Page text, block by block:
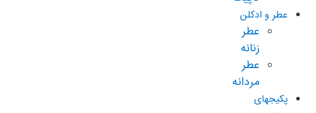
عطر و ادکلن
عطر
زنانه
عطر
مردانه
پکیجهای